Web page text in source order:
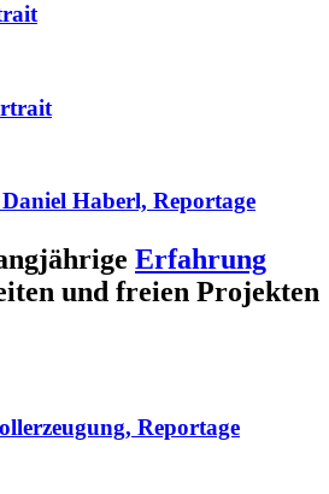
Haberl, Reportage
Erfahrung
und freien Projekten
Reportage